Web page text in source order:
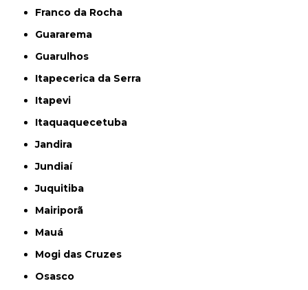
Franco da Rocha
Guararema
Guarulhos
Itapecerica da Serra
Itapevi
Itaquaquecetuba
Jandira
Jundiaí
Juquitiba
Mairiporã
Mauá
Mogi das Cruzes
Osasco